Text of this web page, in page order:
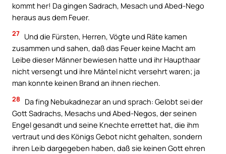
kommt her! Da gingen Sadrach, Mesach und Abed-Nego
heraus aus dem Feuer.
27 Und die Fürsten, Herren, Vögte und Räte kamen
zusammen und sahen, daß das Feuer keine Macht am
Leibe dieser Männer bewiesen hatte und ihr Haupthaar
nicht versengt und ihre Mäntel nicht versehrt waren; ja
man konnte keinen Brand an ihnen riechen.
28
Da fing Nebukadnezar an und sprach: Gelobt sei der
Gott Sadrachs, Mesachs und Abed-Negos, der seinen
Engel gesandt und seine Knechte errettet hat, die ihm
vertraut und des Königs Gebot nicht gehalten, sondern
ihren Leib dargegeben haben, daß sie keinen Gott ehren